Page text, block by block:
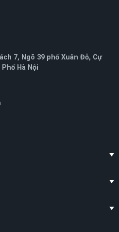
7, Ngõ 39 phố Xuân Đỗ, Cự
Hà Nội